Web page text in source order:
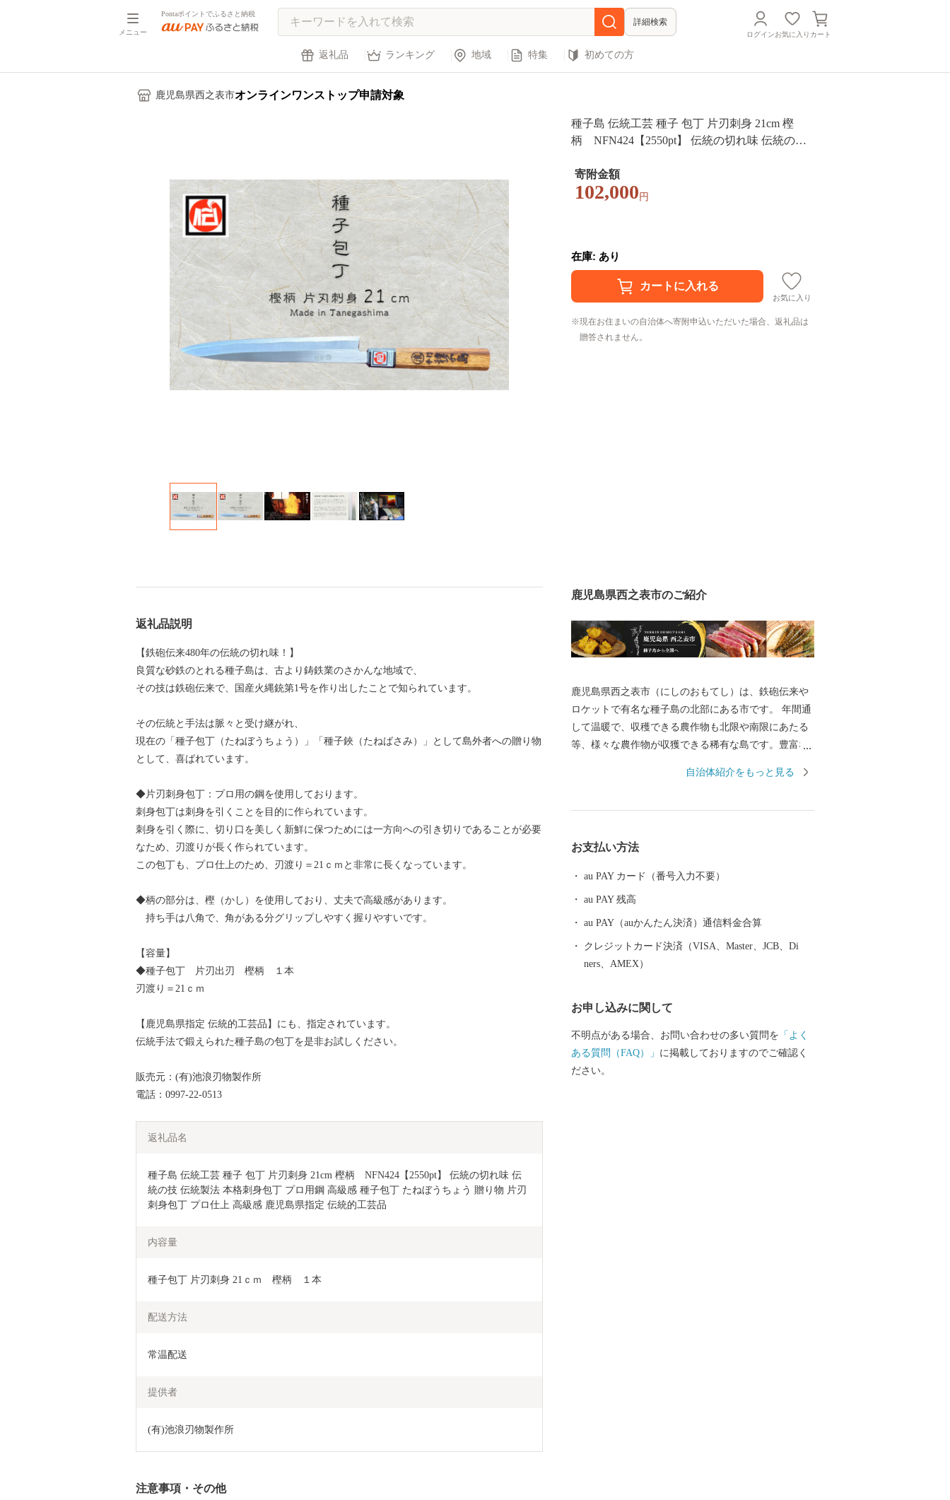
メニュー
Pontaポイントでふるさと納税
詳細検索
ログインお気に入り カート
返礼品 ランキング 地域 特集 初めての方
鹿児島県西之表市オンラインワンストップ申請対象
種子島 伝統工芸 種子 包丁 片刃刺身 21cm 樫
柄 NFN424【2550pt】 伝統の切れ味 伝統の技
丁 たねぼうちょう 贈り物 片刃刺身包丁 プロ仕
上 高級感 鹿児島県指定 伝統的工芸品
寄附金額
102,000 円
在庫: あり
お気に入り
現在お住まいの自治体へ寄附申込いただいた場合、返礼品は
贈答されません。
返礼品説明
【鉄砲伝来480年の伝統の切れ味！】
良質な砂鉄のとれる種子島は、古より鋳鉄業のさかんな地域で、
その技は鉄砲伝来で、国産火縄銃第1号を作り出したことで知られています。
その伝統と手法は脈々と受け継がれ、
現在の「種子包丁（たねぼうちょう）」「種子鋏（たねばさみ）」として島外者への贈り物
として、喜ばれています。
◆片刃刺身包丁：プロ用の鋼を使用しております。
刺身包丁は刺身を引くことを目的に作られています。
刺身を引く際に、切り口を美しく新鮮に保つためには一方向への引き切りであることが必要
なため、刃渡りが長く作られています。
この包丁も、プロ仕上のため、刃渡り＝21ｃｍと非常に長くなっています。
◆柄の部分は、樫（かし）を使用しており、丈夫で高級感があります。
持ち手は八角で、角がある分グリップしやすく握りやすいです。
【容量】
◆種子包丁 片刃出刃 樫柄 １本
刃渡り＝21ｃｍ
【鹿児島県指定 伝統的工芸品】にも、指定されています。
伝統手法で鍛えられた種子島の包丁を是非お試しください。
販売元：(有)池浪刃物製作所
電話：0997-22-0513
返礼品名
種子島 伝統工芸 種子 包丁 片刃刺身 21cm 樫柄　NFN424【2550pt】 伝統の切れ味 伝
統の技 伝統製法 本格刺身包丁 プロ用鋼 高級感 種子包丁 たねぼうちょう 贈り物 片刃
刺身包丁 プロ仕上 高級感 鹿児島県指定 伝統的工芸品
内容量
種子包丁 片刃刺身 21ｃｍ　樫柄　１本
配送方法
常温配送
提供者
(有)池浪刃物製作所
注意事項・その他
鹿児島県西之表市のご紹介
鹿児島県西之表市（にしのおもてし）は、鉄砲伝来や
ロケットで有名な種子島の北部にある市です。 年間通
して温暖で、収穫できる農作物も北限や南限にあたる
等、様々な農作物が収獲できる稀有な島です。豊富な
く、昔から「飢えを知らない島」とも呼ばれていま
どこかでは波が発生していることからサーフィンの聖
ては、西之表市の安納地区で作られる「安納芋」が有
名です。全国のお店で見かける機会も多い「安納
芋」、ぜひ本場の安納芋をご堪能ください。 また、現
カ等の新鮮な海産物、全国のブランド牛として市場に
自治体紹介をもっと見る
お支払い方法
au PAY カード（番号入力不要）
au PAY 残高
au PAY（auかんたん決済）通信料金合算
クレジットカード決済（VISA、Master、JCB、Di
ners、AMEX）
お申し込みに関して
不明点がある場合、お問い合わせの多い質問を 「よく
ある質問（FAQ）」 に掲載しておりますのでご確認く
ださい。